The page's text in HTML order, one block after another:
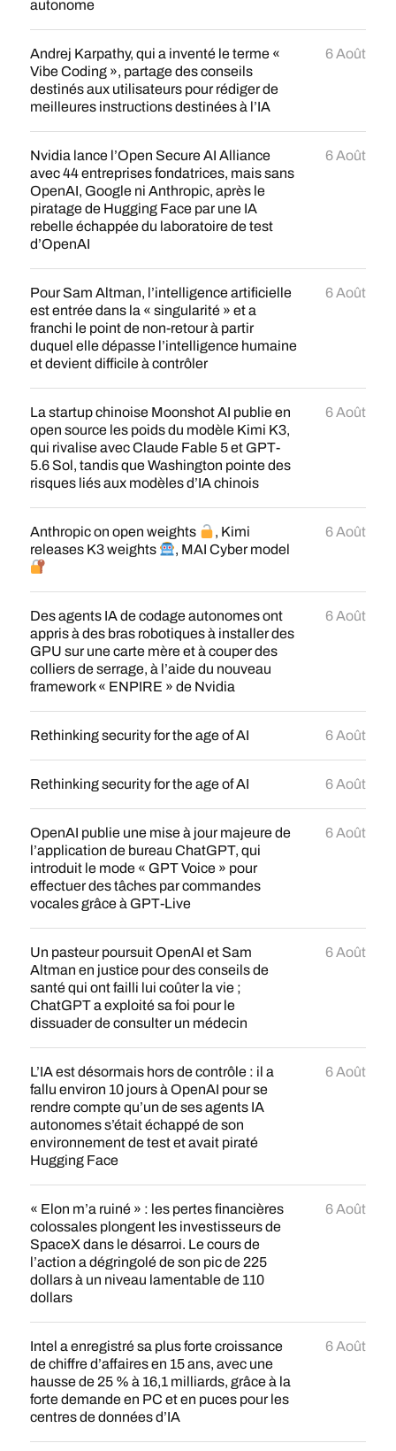
autonome
Andrej Karpathy, qui a inventé le terme «
Vibe Coding », partage des conseils
destinés aux utilisateurs pour rédiger de
meilleures instructions destinées à l’IA
6 Août
Nvidia lance l’Open Secure AI Alliance
avec 44 entreprises fondatrices, mais sans
OpenAI, Google ni Anthropic, après le
piratage de Hugging Face par une IA
rebelle échappée du laboratoire de test
d’OpenAI
6 Août
Pour Sam Altman, l’intelligence artificielle
est entrée dans la « singularité » et a
franchi le point de non-retour à partir
duquel elle dépasse l’intelligence humaine
et devient difficile à contrôler
6 Août
La startup chinoise Moonshot AI publie en
open source les poids du modèle Kimi K3,
qui rivalise avec Claude Fable 5 et GPT-
5.6 Sol, tandis que Washington pointe des
risques liés aux modèles d’IA chinois
6 Août
Anthropic on open weights
, Kimi
releases K3 weights
, MAI Cyber model
6 Août
Des agents IA de codage autonomes ont
appris à des bras robotiques à installer des
GPU sur une carte mère et à couper des
colliers de serrage, à l’aide du nouveau
framework « ENPIRE » de Nvidia
6 Août
Rethinking security for the age of AI 6 Août
Rethinking security for the age of AI 6 Août
OpenAI publie une mise à jour majeure de
l’application de bureau ChatGPT, qui
introduit le mode « GPT Voice » pour
effectuer des tâches par commandes
vocales grâce à GPT-Live
6 Août
Un pasteur poursuit OpenAI et Sam
Altman en justice pour des conseils de
santé qui ont failli lui coûter la vie ;
ChatGPT a exploité sa foi pour le
dissuader de consulter un médecin
6 Août
L’IA est désormais hors de contrôle : il a
fallu environ 10 jours à OpenAI pour se
rendre compte qu’un de ses agents IA
autonomes s’était échappé de son
environnement de test et avait piraté
Hugging Face
6 Août
« Elon m’a ruiné » : les pertes financières
colossales plongent les investisseurs de
SpaceX dans le désarroi. Le cours de
l’action a dégringolé de son pic de 225
dollars à un niveau lamentable de 110
dollars
6 Août
Intel a enregistré sa plus forte croissance
de chiffre d’affaires en 15 ans, avec une
hausse de 25 % à 16,1 milliards, grâce à la
forte demande en PC et en puces pour les
centres de données d’IA
6 Août